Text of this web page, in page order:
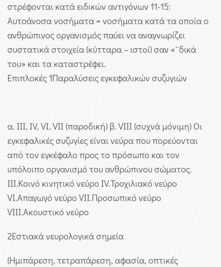
στρέφονται κατά ειδικών αντιγόνων 11-15:
Αυτοάνοσα νοσήματα = νοσήματα κατά τα οποία ο
ανθρώπινος οργανισμός παύει να αναγνωρίζει
συστατικά στοιχεία (κύτταρα – ιστοί) σαν «¨δικά
του» και τα καταστρέφει.
Επιπλοκές 1Παραλύσεις εγκεφαλικών συζυγιών
α. ΙΙΙ, IV, VI, VII (παροδική) β. VIII (συχνά μόνιμη) Οι
εγκεφαλικές συζυγίες είναι νεύρα που πορεύονται
από τον εγκέφαλο προς το πρόσωπο και τον
υπόλοιπο οργανισμό του ανθρώπινου σώματος.
III.Κοινό κινητικό νεύρο IV.Τροχιλιακό νεύρο
VI.Απαγωγό νεύρο VII.Προσωπικό νεύρο
VIII.Ακουστικό νεύρο
2Εστιακά νευρολογικά σημεία
(Ημιπάρεση, τετραπάρεση, αφασία, οπτικές